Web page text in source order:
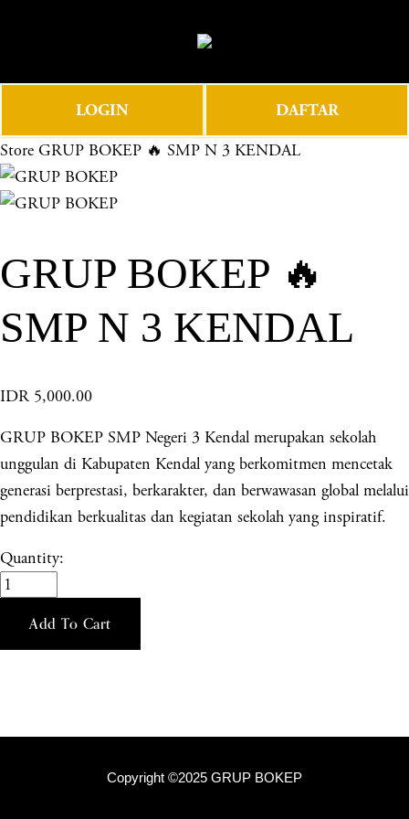
e
e
n
u
LOGIN DAFTAR
Store GRUP BOKEP 🔥 SMP N 3 KENDAL
GRUP BOKEP 🔥
SMP N 3 KENDAL
IDR 5,000.00
GRUP BOKEP SMP Negeri 3 Kendal merupakan sekolah
unggulan di Kabupaten Kendal yang berkomitmen mencetak
generasi berprestasi, berkarakter, dan berwawasan global melalui
pendidikan berkualitas dan kegiatan sekolah yang inspiratif.
Quantity:
Add To Cart
Copyright ©2025 GRUP BOKEP